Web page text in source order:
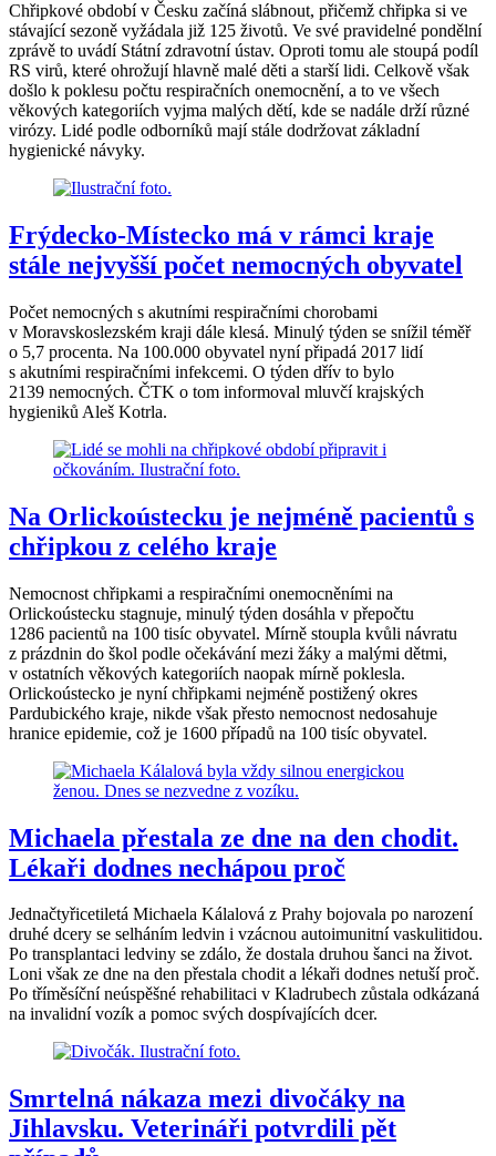
Chřipkové období v Česku začíná slábnout, přičemž chřipka si ve
stávající sezoně vyžádala již 125 životů. Ve své pravidelné pondělní
zprávě to uvádí Státní zdravotní ústav. Oproti tomu ale stoupá podíl
RS virů, které ohrožují hlavně malé děti a starší lidi. Celkově však
došlo k poklesu počtu respiračních onemocnění, a to ve všech
věkových kategoriích vyjma malých dětí, kde se nadále drží různé
virózy. Lidé podle odborníků mají stále dodržovat základní
hygienické návyky.
Frýdecko-Místecko má v rámci kraje
stále nejvyšší počet nemocných obyvatel
Počet nemocných s akutními respiračními chorobami
v Moravskoslezském kraji dále klesá. Minulý týden se snížil téměř
o 5,7 procenta. Na 100.000 obyvatel nyní připadá 2017 lidí
s akutními respiračními infekcemi. O týden dřív to bylo
2139 nemocných. ČTK o tom informoval mluvčí krajských
hygieniků Aleš Kotrla.
Na Orlickoústecku je nejméně pacientů s
chřipkou z celého kraje
Nemocnost chřipkami a respiračními onemocněními na
Orlickoústecku stagnuje, minulý týden dosáhla v přepočtu
1286 pacientů na 100 tisíc obyvatel. Mírně stoupla kvůli návratu
z prázdnin do škol podle očekávání mezi žáky a malými dětmi,
v ostatních věkových kategoriích naopak mírně poklesla.
Orlickoústecko je nyní chřipkami nejméně postižený okres
Pardubického kraje, nikde však přesto nemocnost nedosahuje
hranice epidemie, což je 1600 případů na 100 tisíc obyvatel.
Michaela přestala ze dne na den chodit.
Lékaři dodnes nechápou proč
Jednačtyřicetiletá Michaela Kálalová z Prahy bojovala po narození
druhé dcery se selháním ledvin i vzácnou autoimunitní vaskulitidou.
Po transplantaci ledviny se zdálo, že dostala druhou šanci na život.
Loni však ze dne na den přestala chodit a lékaři dodnes netuší proč.
Po tříměsíční neúspěšné rehabilitaci v Kladrubech zůstala odkázaná
na invalidní vozík a pomoc svých dospívajících dcer.
Smrtelná nákaza mezi divočáky na
Jihlavsku. Veterináři potvrdili pět